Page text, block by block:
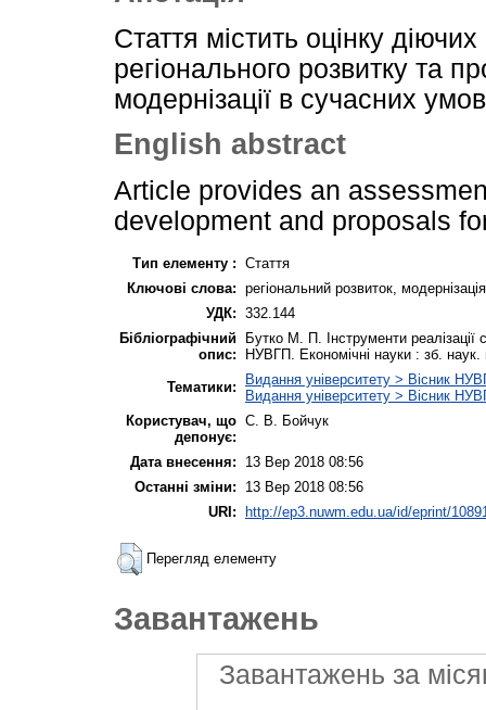
Стаття містить оцінку діючих
регіонального розвитку та
модернізації в сучасних
English abstract
Article provides an
development and proposals
Тип елементу : Стаття
Ключові слова: регіональний розвиток,
УДК: 332.144
Бібліографічний
опис:
Бутко М. П. Інструменти
НУВГП. Економічні науки : зб.
Тематики:
Видання університету > Вісник
Видання університету > Вісник
Користувач, що
депонує:
С. В. Бойчук
Дата внесення:
13 Вер 2018 08:56
Останні зміни:
13 Вер 2018 08:56
URI:
http://ep3.nuwm.edu.ua/id/eprint/
Перегляд елементу
Завантажень
Завантажень за